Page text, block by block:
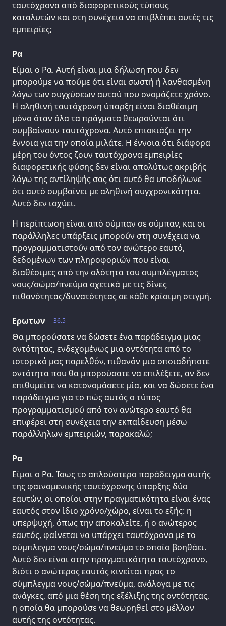
ταυτόχρονα από διαφορετικούς τύπους
καταλυτών και στη συνέχεια να επιβλέπει αυτές τις
εμπειρίες;
Ρα
Είμαι ο Ρα. Αυτή είναι μια δήλωση που δεν
μπορούμε να πούμε ότι είναι σωστή ή λανθασμένη
λόγω των συγχύσεων αυτού που ονομάζετε χρόνο.
Η αληθινή ταυτόχρονη ύπαρξη είναι διαθέσιμη
μόνο όταν όλα τα πράγματα θεωρούνται ότι
συμβαίνουν ταυτόχρονα. Αυτό επισκιάζει την
έννοια για την οποία μιλάτε. Η έννοια ότι διάφορα
μέρη του όντος ζουν ταυτόχρονα εμπειρίες
διαφορετικής φύσης δεν είναι απολύτως ακριβής
λόγω της αντίληψής σας ότι αυτό θα υποδήλωνε
ότι αυτό συμβαίνει με αληθινή συγχρονικότητα.
Αυτό δεν ισχύει.
Η περίπτωση είναι από σύμπαν σε σύμπαν, και οι
παράλληλες υπάρξεις μπορούν στη συνέχεια να
προγραμματιστούν από τον ανώτερο εαυτό,
δεδομένων των πληροφοριών που είναι
διαθέσιμες από την ολότητα του συμπλέγματος
νους/σώμα/πνεύμα σχετικά με τις δίνες
πιθανότητας/δυνατότητας σε κάθε κρίσιμη στιγμή.
36.5
Ερωτων
Θα μπορούσατε να δώσετε ένα παράδειγμα μιας
οντότητας, ενδεχομένως μια οντότητα από το
ιστορικό μας παρελθόν, πιθανόν μια οποιαδήποτε
οντότητα που θα μπορούσατε να επιλέξετε, αν δεν
επιθυμείτε να κατονομάσετε μία, και να δώσετε ένα
παράδειγμα για το πώς αυτός ο τύπος
προγραμματισμού από τον ανώτερο εαυτό θα
επιφέρει στη συνέχεια την εκπαίδευση μέσω
παράλληλων εμπειριών, παρακαλώ;
Ρα
Είμαι ο Ρα. Ίσως το απλούστερο παράδειγμα αυτής
της φαινομενικής ταυτόχρονης ύπαρξης δύο
εαυτών, οι οποίοι στην πραγματικότητα είναι ένας
εαυτός στον ίδιο χρόνο/χώρο, είναι το εξής: η
υπερψυχή, όπως την αποκαλείτε, ή ο ανώτερος
εαυτός, φαίνεται να υπάρχει ταυτόχρονα με το
σύμπλεγμα νους/σώμα/πνεύμα το οποίο βοηθάει.
Αυτό δεν είναι στην πραγματικότητα ταυτόχρονο,
διότι ο ανώτερος εαυτός κινείται προς το
σύμπλεγμα νους/σώμα/πνεύμα, ανάλογα με τις
ανάγκες, από μια θέση της εξέλιξης της οντότητας,
η οποία θα μπορούσε να θεωρηθεί στο μέλλον
αυτής της οντότητας.